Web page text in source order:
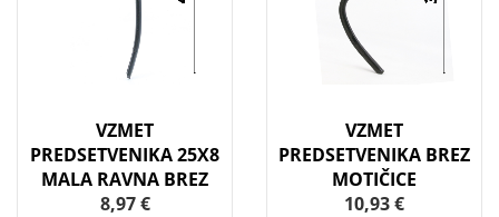
VZMET
PREDSETVENIKA 25X8
MALA RAVNA BREZ
8,97 €
VZMET
PREDSETVENIKA BREZ
MOTIČICE
10,93 €